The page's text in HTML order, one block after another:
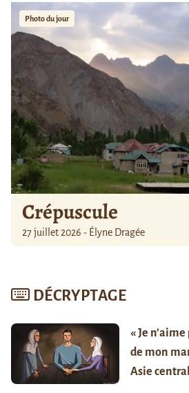
Photo du jour
Crépuscule
27 juillet 2026 - Élyne Dragée
DÉCRYPTAGE
« Je
de mon
Asie